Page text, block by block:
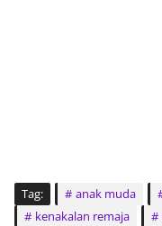
Tag: anak muda
kenakalan remaja